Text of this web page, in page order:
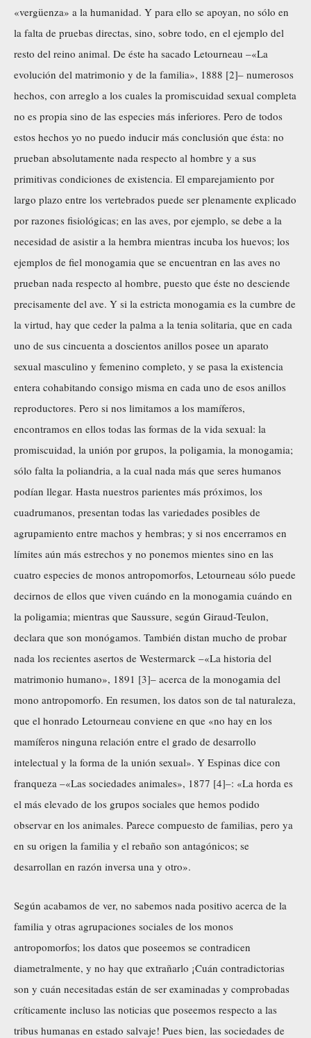
«vergüenza» a la humanidad. Y para ello se apoyan, no sólo en
la falta de pruebas directas, sino, sobre todo, en el ejemplo del
resto del reino animal. De éste ha sacado Letourneau –«La
evolución del matrimonio y de la familia», 1888 [2]– numerosos
hechos, con arreglo a los cuales la promiscuidad sexual completa
no es propia sino de las especies más inferiores. Pero de todos
estos hechos yo no puedo inducir más conclusión que ésta: no
prueban absolutamente nada respecto al hombre y a sus
primitivas condiciones de existencia. El emparejamiento por
largo plazo entre los vertebrados puede ser plenamente explicado
por razones fisiológicas; en las aves, por ejemplo, se debe a la
necesidad de asistir a la hembra mientras incuba los huevos; los
ejemplos de fiel monogamia que se encuentran en las aves no
prueban nada respecto al hombre, puesto que éste no desciende
precisamente del ave. Y si la estricta monogamia es la cumbre de
la virtud, hay que ceder la palma a la tenia solitaria, que en cada
uno de sus cincuenta a doscientos anillos posee un aparato
sexual masculino y femenino completo, y se pasa la existencia
entera cohabitando consigo misma en cada uno de esos anillos
reproductores. Pero si nos limitamos a los mamíferos,
encontramos en ellos todas las formas de la vida sexual: la
promiscuidad, la unión por grupos, la poligamia, la monogamia;
sólo falta la poliandria, a la cual nada más que seres humanos
podían llegar. Hasta nuestros parientes más próximos, los
cuadrumanos, presentan todas las variedades posibles de
agrupamiento entre machos y hembras; y si nos encerramos en
límites aún más estrechos y no ponemos mientes sino en las
cuatro especies de monos antropomorfos, Letourneau sólo puede
decirnos de ellos que viven cuándo en la monogamia cuándo en
la poligamia; mientras que Saussure, según Giraud-Teulon,
declara que son monógamos. También distan mucho de probar
nada los recientes asertos de Westermarck –«La historia del
matrimonio humano», 1891 [3]– acerca de la monogamia del
mono antropomorfo. En resumen, los datos son de tal naturaleza,
que el honrado Letourneau conviene en que «no hay en los
mamíferos ninguna relación entre el grado de desarrollo
intelectual y la forma de la unión sexual». Y Espinas dice con
franqueza –«Las sociedades animales», 1877 [4]–: «La horda es
el más elevado de los grupos sociales que hemos podido
observar en los animales. Parece compuesto de familias, pero ya
en su origen la familia y el rebaño son antagónicos; se
desarrollan en razón inversa una y otro».
Según acabamos de ver, no sabemos nada positivo acerca de la
familia y otras agrupaciones sociales de los monos
antropomorfos; los datos que poseemos se contradicen
diametralmente, y no hay que extrañarlo ¡Cuán contradictorias
son y cuán necesitadas están de ser examinadas y comprobadas
críticamente incluso las noticias que poseemos respecto a las
tribus humanas en estado salvaje! Pues bien, las sociedades de